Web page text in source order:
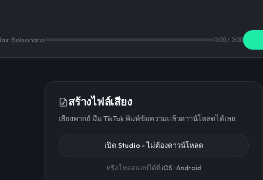
Bolsonaro 0:00 / 0:00
สร้างไฟล์เสียง
เสียงพากย์ มีม TikTok พิมพ์ข้อความแล้วดาวน์โหลดได้เลย
เปิด Studio - ไม่ต้องดาวน์โหลด
หรือโหลดแอปได้ที่iOS ·Android